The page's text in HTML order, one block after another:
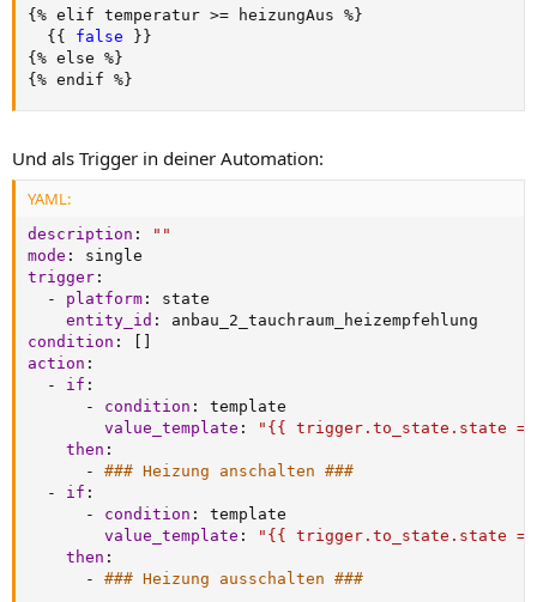
{ % elif temperatur >= heizungAus % }
{ { false } }
{ % else % }
{ % endif % }
Und als Trigger in deiner Automation:
YAML:
description :
""
mode :
trigger :
-
platform :
state
entity_id :
condition :
action :
-
if :
-
condition :
template
value_template :
"{{ trigger.to_state.state
then :
-
### Heizung anschalten ###
-
if :
-
condition :
template
value_template :
"{{ trigger.to_state.state
then :
-
### Heizung ausschalten ###